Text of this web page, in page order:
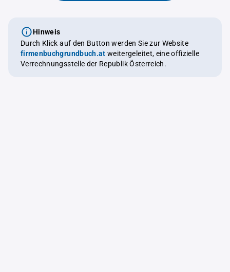
Hinweis
Durch Klick auf den Button werden Sie zur Website
firmenbuchgrundbuch.at weitergeleitet, eine offizielle
Verrechnungsstelle der Republik Österreich.